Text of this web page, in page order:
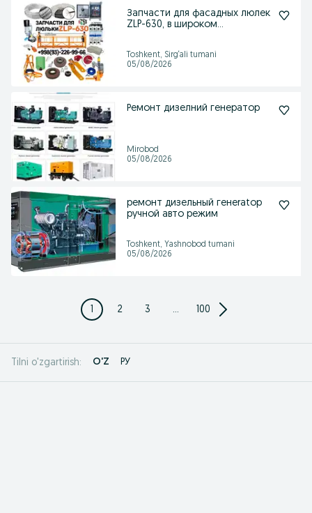
Запчасти для фасадных люлек
ZLP-630, в широком
Toshkent, Sirg‘ali tumani
05/08/2026
Ремонт дизелний генератор
Mirobod
05/08/2026
ремонт дизельный генeratор
ручной авто режим
Toshkent, Yashnobod tumani
05/08/2026
1 2 3 ... 100
Tilni o'zgartirish: O'Z РУ